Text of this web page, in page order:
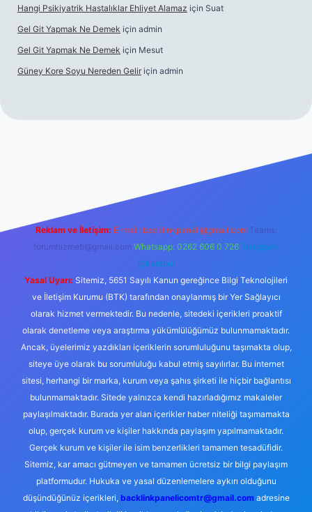
Hangi Psikiyatrik Hastalıklar Ehliyet Alamaz için Suat
Gel Git Yapmak Ne Demek için admin
Gel Git Yapmak Ne Demek için Mesut
Güney Kore Soyu Nereden Gelir için admin
Reklam ve İletişim: E-mail: backlinkpaneli@gmail.com Teams:
forumhizmeti@gmail.com Whatsapp: 0262 606 0 726 Telegram:
@karabul
Yasal Uyarı: Sitemiz, 5651 Sayılı Kanun gereğince Bilgi Teknolojileri
ve İletişim Kurumu (BTK) tarafından onaylanmış bir Yer Sağlayıcı
olarak hizmet vermektedir. Bu nedenle, sitedeki içerikleri proaktif
olarak denetleme veya araştırma yükümlülüğümüz bulunmamaktadır.
Ancak, üyelerimiz yazdıkları içeriklerin sorumluluğunu taşımakta olup,
siteye üye olarak bu sorumluluğu kabul etmiş sayılırlar. Bu internet
sitesi, herhangi bir marka, kurum veya şahıs şirketi ile hiçbir bağlantısı
bulunmamaktadır. Sitede yalnızca kendi hazırladığımız makaleler
paylaşılmaktadır. Burada yer alan içerikler haber niteliği taşımamakta
olup, gerçek kurum ve kişiler hakkında paylaşım yapılmamaktadır.
Gerçek kurum ve kişiler ile isim benzerlikleri tamamen tesadüfidir.
Sitemiz, kar amacı gütmeyen ve tamamen ücretsiz bir bilgi paylaşım
platformudur. Hukuka ve yasal düzenlemelere aykırı olduğunu
düşündüğünüz içerikleri, backlinkpanelicomtr@gmail.comadresine